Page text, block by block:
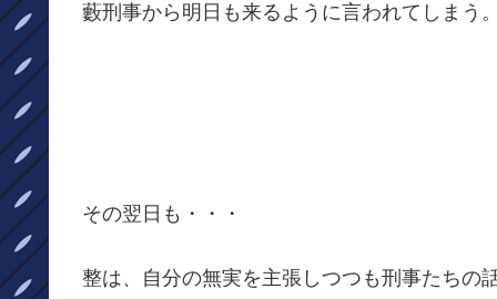
藪刑事から明日も来るように言われてしまう
その翌日も・・・
整は、自分の無実を主張しつつも刑事たちの